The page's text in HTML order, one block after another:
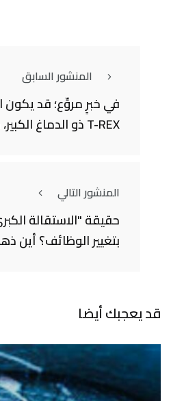
المنشور السابق
في خبرٍ مروِّع؛ قد يكون
T-REX ذو الدماغ الكبير، ذكياً كالرئيسيات
المنشور التالي
حقيقة "الاستقالة
بتغيير الوظائف؟ أين
قد يعجبك أيضا